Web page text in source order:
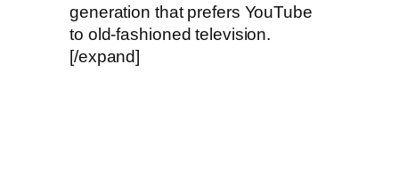
generation that prefers YouTube
to old-fashioned television.
[/expand]